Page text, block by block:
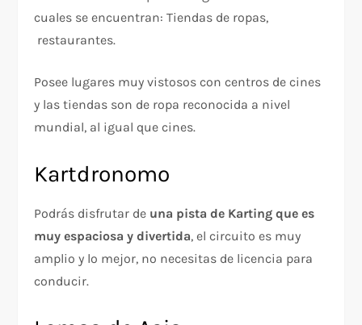
cuales se encuentran: Tiendas de ropas,
restaurantes.
Posee lugares muy vistosos con centros de cines
y las tiendas son de ropa reconocida a nivel
mundial, al igual que cines.
Kartdronomo
Podrás disfrutar de una pista de Karting que es
muy espaciosa y divertida, el circuito es muy
amplio y lo mejor, no necesitas de licencia para
conducir.